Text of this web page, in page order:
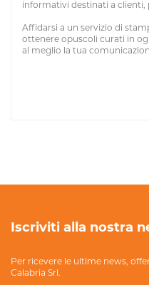
informativi destinati a clienti,
Affidarsi a un servizio di
ottenere opuscoli curati in
al meglio la tua
Iscriviti alla nostra
Per ricevere le ultime news,
Calabria Srl.